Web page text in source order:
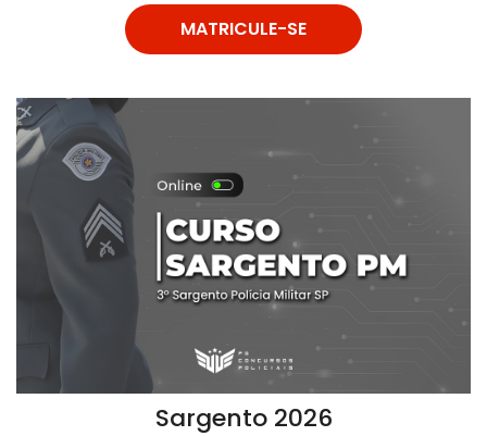
MATRICULE-SE
Sargento 2026